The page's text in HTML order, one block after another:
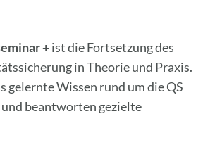
+ist die Fortsetzung des
in Theorie und Praxis.
gelernte Wissen rund um die QS
beantworten gezielte